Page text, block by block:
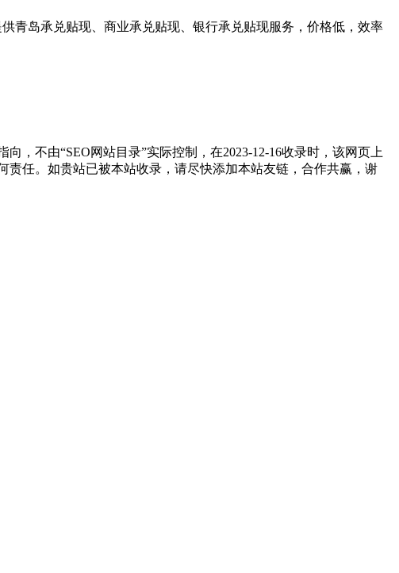
青岛承兑贴现、商业承兑贴现、银行承兑贴现服务，价格低，效率
，不由“SEO网站目录”实际控制，在2023-12-16收录时，该网页上
责任。如贵站已被本站收录，请尽快添加本站友链，合作共赢，谢